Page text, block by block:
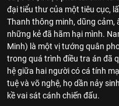
đại tiểu thư của một tiêu cục,
Thanh thông minh, dũng
những kẻ đã hãm hại mình.
Minh) là một vị tướng quân
trong quá trình điều tra án đã
hệ giữa hai người có cá tính
tuệ và võ nghệ, họ dần nảy
kề vai sát cánh chiến đấu.